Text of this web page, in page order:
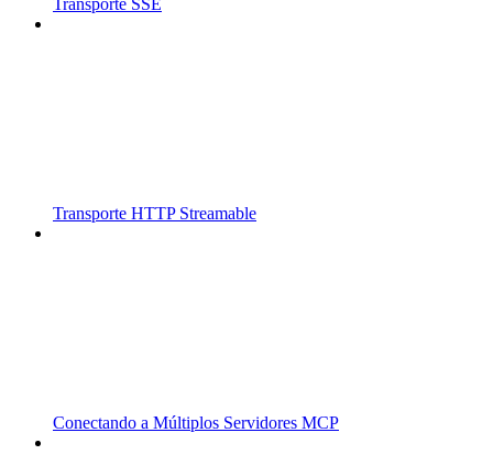
Transporte HTTP Streamable
Conectando a Múltiplos Servidores MCP